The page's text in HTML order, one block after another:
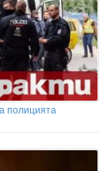
полицията